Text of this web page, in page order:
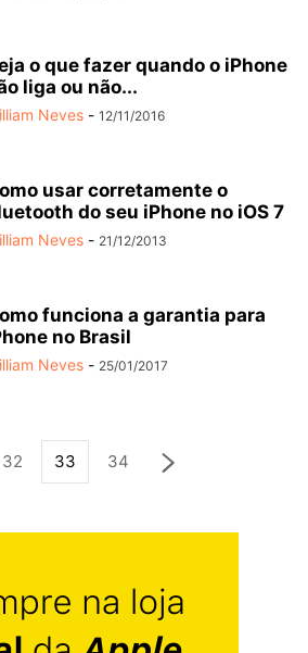
o que fazer quando o iPhone
liga ou não...
Neves - 12/11/2016
usar corretamente o
do seu iPhone no iOS 7
Neves - 21/12/2013
funciona a garantia para
no Brasil
Neves - 25/01/2017
32 33 34